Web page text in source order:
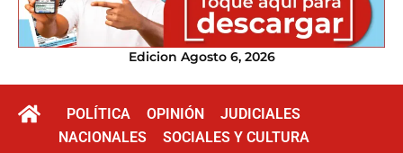
Edicion Agosto 6, 2026
POLÍTICA OPINIÓN
JUDICIALES
NACIONALES
SOCIALES Y CULTURA